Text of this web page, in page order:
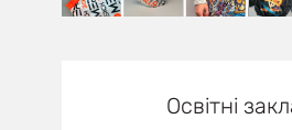
Освітні